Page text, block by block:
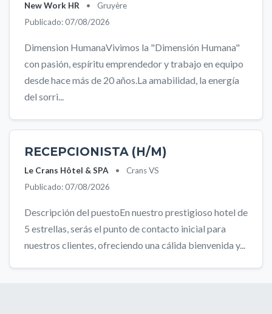
New Work HR •
Gruyère
Publicado: 07/08/2026
Dimension HumanaVivimos la "Dimensión Humana"
con pasión, espíritu emprendedor y trabajo en equipo
desde hace más de 20 años.La amabilidad, la energía
del sorri...
RECEPCIONISTA (H/M)
Le Crans Hôtel & SPA •
Crans VS
Publicado: 07/08/2026
Descripción del puestoEn nuestro prestigioso hotel de
5 estrellas, serás el punto de contacto inicial para
nuestros clientes, ofreciendo una cálida bienvenida y...